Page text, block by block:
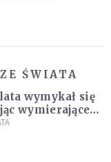
ŚWIATA
wymykał się
wymierające
popełnił